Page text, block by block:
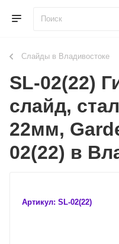
Слайды в Владивостоке
SL-02(22)
слайд,
22мм,
02(22) в
Артикул: SL-02(22)